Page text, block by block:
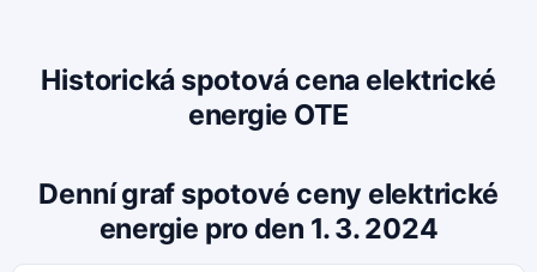
Historická spotová cena elektrické
energie OTE
Denní graf spotové ceny elektrické
energie pro den 1. 3. 2024